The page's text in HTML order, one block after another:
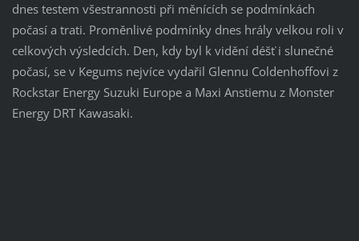
dnes testem všestrannosti při měnících se podmínkách
počasí a trati. Proměnlivé podmínky dnes hrály velkou roli v
celkových výsledcích. Den, kdy byl k vidění déšť i slunečné
počasí, se v Kegums nejvíce vydařil Glennu Coldenhoffovi z
Rockstar Energy Suzuki Europe a Maxi Anstiemu z Monster
Energy DRT Kawasaki.